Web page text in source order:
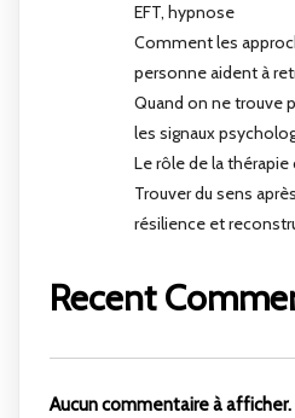
EFT, hypnose
Comment les
personne aident à
Quand on ne trouve
les signaux
Le rôle de la thérapie
Trouver du sens
résilience et
Recent
Aucun commentaire à afficher.